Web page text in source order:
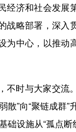
经济和社会发
战略部署，深
为中心，以推
时与大家交流
散”向“聚链成群
础设施从“孤点